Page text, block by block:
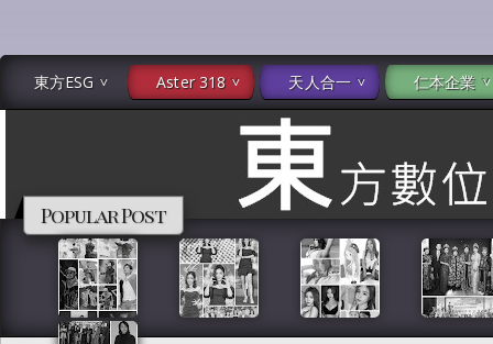
東方ESG Aster 318 天人合一 仁本企業
Popular Post